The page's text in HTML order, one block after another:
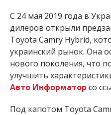
С 24 мая 2019 года в
дилеров открыли
Toyota Camry Hybrid,
украинский рынок. Она
нового поколения, что
улучшить
Авто Информатор со
Под капотом Toyota